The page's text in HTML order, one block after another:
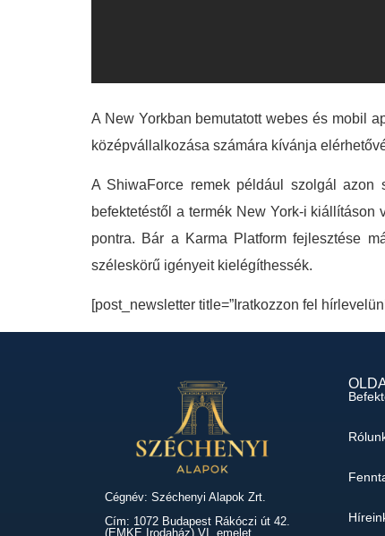
A New Yorkban bemutatott webes és mobil
középvállalkozása számára kívánja
A ShiwaForce remek például szolgál azon
befektetéstől a termék New York-i
pontra. Bár a Karma Platform fejlesztése
széleskörű igényeit kielégíthessék.
[post_newsletter title=”Iratkozzon fel
Cégnév: Széchenyi Alapok Zrt.
Cím: 1072 Budapest Rákóczi út 42.
(EMKE Irodaház) VI. emelet